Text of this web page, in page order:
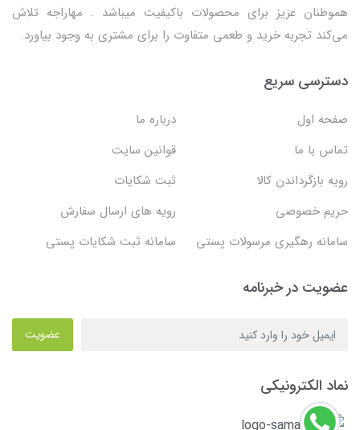
هموطنان عزیز برای محصولات باکیفیت میباشد . مهاراجه تلاش
می‌کند تجربه خرید و طعمی متفاوت را برای مشتری به وجود بیاورد.
دسترسی سریع
صفحه اول
درباره ما
تماس با ما
قوانین سایت
رویه بازگرداندن کالا
ثبت شکایات
حریم خصوصی
رویه های ارسال سفارش
سامانه رهگیری مرسولات پستی
سامانه ثبت شکایات پستی
عضویت در خبرنامه
عضویت
نماد الکترونیکی